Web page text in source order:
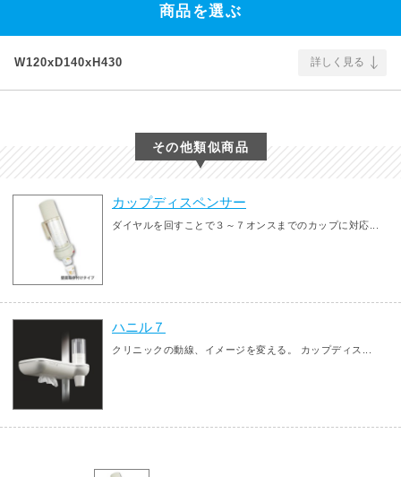
商品を選ぶ
W120xD140xH430 詳しく見る
その他類似商品
カップディスペンサー
ダイヤルを回すことで３～７オンスまでのカップに対応...
ハニル７
クリニックの動線、イメージを変える。 カップディス...